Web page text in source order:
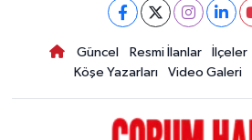
Güncel Resmi İlanlar İlçeler
Köşe Yazarları
Video Galeri